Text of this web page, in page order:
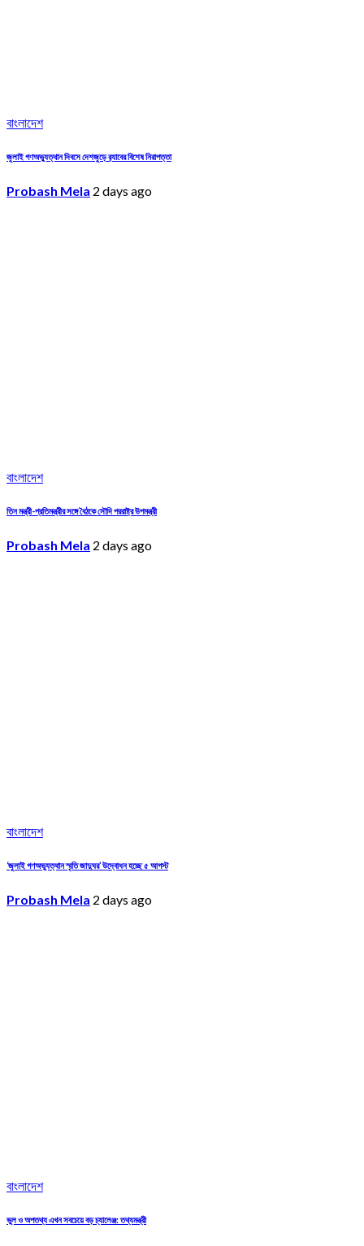
বাংলাদেশ
জুলাই গণঅভ্যুত্থান দিবসে দেশজুড়ে র‌্যাবের বিশেষ নিরাপত্তা
Probash Mela 2 days ago
বাংলাদেশ
তিন মন্ত্রী-প্রতিমন্ত্রীর সঙ্গে বৈঠকে সৌদি পররাষ্ট্র উপমন্ত্রী
Probash Mela 2 days ago
বাংলাদেশ
‘জুলাই গণঅভ্যুত্থান স্মৃতি জাদুঘর’ উদ্বোধন হচ্ছে ৫ আগস্ট
Probash Mela 2 days ago
বাংলাদেশ
ভুল ও অপতথ্য এখন সবচেয়ে বড় চ্যালেঞ্জ: তথ্যমন্ত্রী